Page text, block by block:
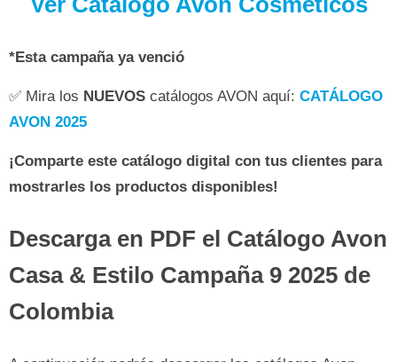
*Esta campaña ya venció
✅ Mira los NUEVOS catálogos AVON aquí: CATÁLOGO
AVON 2025
¡Comparte este catálogo digital con tus clientes para
mostrarles los productos disponibles!
Descarga en PDF el Catálogo Avon
Casa & Estilo Campaña 9 2025 de
Colombia